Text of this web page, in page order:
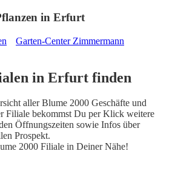
in Erfurt
Garten-Center Zimmermann
in Erfurt finden
aller Blume 2000 Geschäfte und
Filiale bekommst Du per Klick weitere
Öffnungszeiten sowie Infos über
Prospekt.
2000 Filiale in Deiner Nähe!